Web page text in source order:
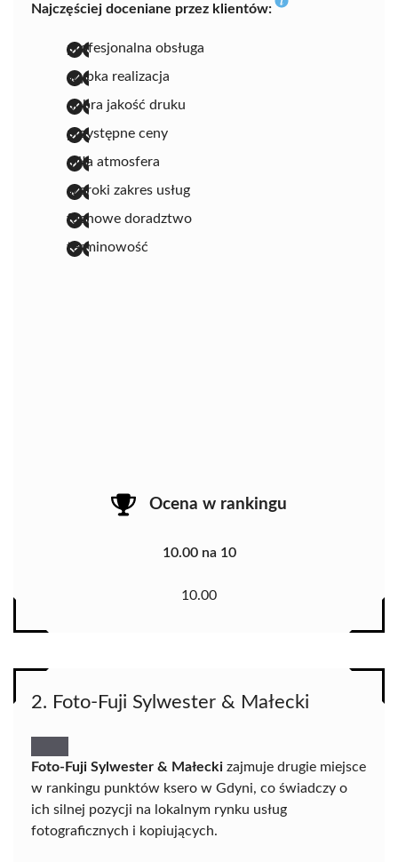
Najczęściej doceniane przez klientów:
profesjonalna obsługa
szybka realizacja
dobra jakość druku
przystępne ceny
miła atmosfera
szeroki zakres usług
fachowe doradztwo
terminowość
Ocena w rankingu
10.00 na 10
10.00
2. Foto-Fuji Sylwester & Małecki
Foto-Fuji Sylwester & Małecki zajmuje drugie miejsce
w rankingu punktów ksero w Gdyni, co świadczy o
ich silnej pozycji na lokalnym rynku usług
fotograficznych i kopiujących.